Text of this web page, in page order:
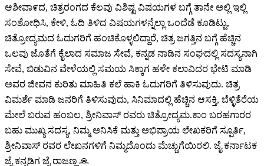
ಆಶೀವಾ೯ದ, ಚಿತ್ರರಂಗದ ಕೆಲವು ವಿಶಿಷ್ಟ ವಿಷಯಗಳ ಬಗ್ಗೆ ತಾನೇ ಅಲ್ಲಿ ಇಲ್ಲಿ
ಸಂಶೋಧಿಸಿ, ಕೇಳಿ, ಓದಿ ತಿಳಿದ ವಿಷಯಗಳನ್ನೆಲ್ಲಾ ಒಂದೆಡೆ ಕೂಡಿಟ್ಟು,
ಚಿತ್ರೋದ್ಯಮದ ಓದುಗರಿಗೆ ಹಂಚಿಕೊಳ್ಳಲಿದ್ದಾರೆ, ಚಿತ್ರ ಜಗತ್ತಿನ ಬಗ್ಗೆ ಹೆಚ್ಚಿನ
ಒಲವು ಜೊತೆಗೆ ಕೈಲಾದ ಸಮಾಜ ಸೇವೆ, ಕನ್ನಡ ನಾಡಿನ ಸಂಘದಲ್ಲಿ ಸದಸ್ಯನಾಗಿ
ಸೇವೆ, ಬಿಡುವಿನ ವೇಳೆಯಲ್ಲಿ ಸಮಯ ಸಿಕ್ಕಾಗ ಹಳೇ ಕಲಾವಿದರ ಭೇಟಿ ಮಾಡಿ
ಅವರ ಜೀವನ ಕುರಿತು ಮಾಹಿತಿ ಕಲೆ ಹಾಕಿ ಓದುಗರಿಗೆ ತಿಳಿಸುವುದು. ಚಿತ್ರ
ವಿಮರ್ಶೆ ಮಾಡಿ ಜನರಿಗೆ ತಿಳಿಸುವುದು, ಸಿನಿಮಾದಲ್ಲಿ ಹೆಚ್ಚಿನ ಆಸಕ್ತಿ, ಬೆಳ್ಳಿತೆರೆಯ
ಮೇಲೆ ಬರುವ ಹಂಬಲ, ಶ್ರೀನಿವಾಸ್ ರವರು ಚಿತ್ರೋದ್ಯಮ.ಕಾಂ ಬರಹಗಾರರ
ಬಹು ಮುಖ್ಯ ಸದಸ್ಯ, ನಿಮ್ಮ ಅನಿಸಿಕೆ ಮತ್ತು ಅಭಿಪ್ರಾಯ ಲೇಖಕರಿಗೆ ಸ್ಪೂರ್ತಿ,
ಶ್ರೀನಿವಾಸ್ ರವರ ಲೇಖನಗಳಿಗೆ ನಿಮ್ಮದೊಂದು ಮೆಚ್ಚುಗೆಯಿರಲಿ. ಜೈ ಕರ್ನಾಟಕ
ಜೈ ಕನ್ನಡಿಗ ಜೈ ರಾಜಣ್ಣ 🙏